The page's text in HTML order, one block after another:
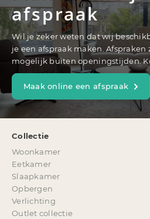
afspraak
Wil je zeker weten dat wij
je een afspraak maken.
mogelijk buiten openingstijden.
Maak online een afspraak
Collectie
Woonkamer
Eetkamer
Slaapkamer
Opbergen
Verlichting
Outlet collectie